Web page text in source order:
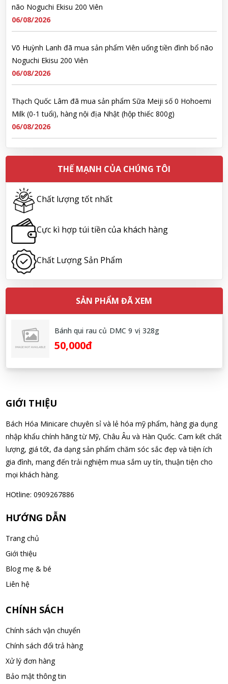
não Noguchi Ekisu 200 Viên
06/08/2026
Võ Huỳnh Lanh đã mua sản phẩm Viên uống tiền đình bổ não
Noguchi Ekisu 200 Viên
06/08/2026
Thạch Quốc Lâm đã mua sản phẩm Sữa Meiji số 0 Hohoemi
Milk (0-1 tuổi), hàng nội địa Nhật (hộp thiếc 800g)
06/08/2026
Ngô Quốc Cường đã mua sản phẩm Sữa Meiji số 0 Hohoemi
Milk (0-1 tuổi), hàng nội địa Nhật (hộp thiếc 800g)
06/08/2026
Lê Công Hoàng Huy đã mua sản phẩm Viên uống tiền đình bổ
não Noguchi Ekisu 200 Viên
06/08/2026
Hoàng Nhật Nam đã mua sản phẩm Sữa tắm Pigeon Baby
Soap dạng túi 400ml Nhật Bản
06/08/2026
Nguyễn Nhật Quang đã mua sản phẩm Sữa tắm Pigeon Baby
Soap dạng túi 400ml Nhật Bản
06/08/2026
Võ Thị Thanh Tươi đã mua sản phẩm Men Vi Sinh BioGaia
Đặng Hòa Khánh Yên đã mua sản phẩm Men Vi Sinh BioGaia
Nhật Bản lọ 5ml cho trẻ Sơ Sinh
06/08/2026
Nguyễn Văn Cảnh đã mua sản phẩm Sữa Meiji số 0 Hohoemi
não Noguchi Ekisu 200 Viên
06/08/2026
Võ Huỳnh Lanh đã mua sản phẩm Viên uống tiền đình bổ não
06/08/2026
Thạch Quốc Lâm đã mua sản phẩm Sữa Meiji số 0 Hohoemi
Milk (0-1 tuổi), hàng nội địa Nhật (hộp thiếc 800g)
06/08/2026
THẾ MẠNH CỦA CHÚNG TÔI
Chất lượng tốt nhất
Cực kì hợp túi tiền của khách hàng
Chất Lượng Sản Phẩm
SẢN PHẨM ĐÃ XEM
Bánh qui rau củ DMC 9 vị 328g
50,000đ
GIỚI THIỆU
Bách Hóa Minicare chuyên sỉ và lẻ hóa mỹ phẩm, hàng gia dụng
nhập khẩu chính hãng từ Mỹ, Châu Âu và Hàn Quốc. Cam kết chất
lượng, giá tốt, đa dạng sản phẩm chăm sóc sắc đẹp và tiện ích
gia đình, mang đến trải nghiệm mua sắm uy tín, thuận tiện cho
mọi khách hàng.
HOtline: 0909267886
HƯỚNG DẪN
Trang chủ
Giới thiệu
Blog mẹ & bé
Liên hệ
CHÍNH SÁCH
Chính sách vận chuyển
Chính sách đổi trả hàng
Xử lý đơn hàng
Bảo mật thông tin